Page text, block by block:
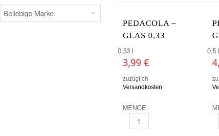
PEDACOLA –
GLAS 0,33
0,33 l
3,99 €
zuzüglich
Versandkosten
MENGE:
PEDACOLA - GLAS 0,33 MENGE
0,5 l